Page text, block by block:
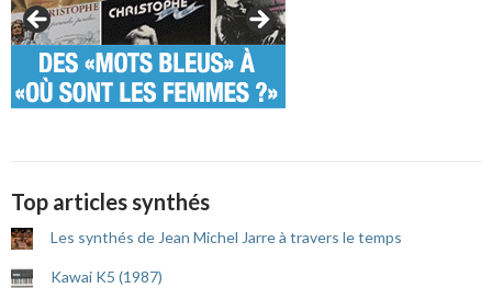
Top articles synthés
Les synthés de Jean Michel Jarre à travers le temps
Kawai K5 (1987)